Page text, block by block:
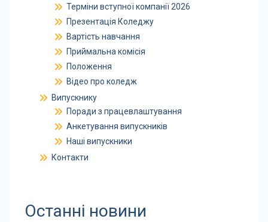
Терміни вступної компанії 2026
Презентація Коледжу
Вартість навчання
Приймальна комісія
Положення
Відео про коледж
Випускнику
Поради з працевлаштування
Анкетування випускників
Наші випускники
Контакти
Останні новини